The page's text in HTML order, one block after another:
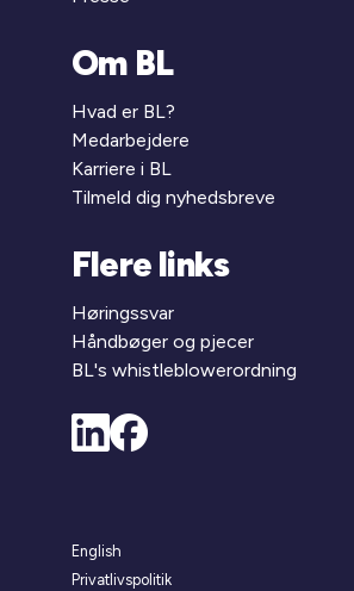
Om BL
Hvad er BL?
Medarbejdere
Karriere i BL
Tilmeld dig nyhedsbreve
Flere links
Høringssvar
Håndbøger og pjecer
BL's whistleblowerordning
English
Privatlivspolitik